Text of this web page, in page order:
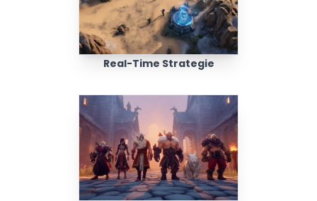
Real-Time Strategie